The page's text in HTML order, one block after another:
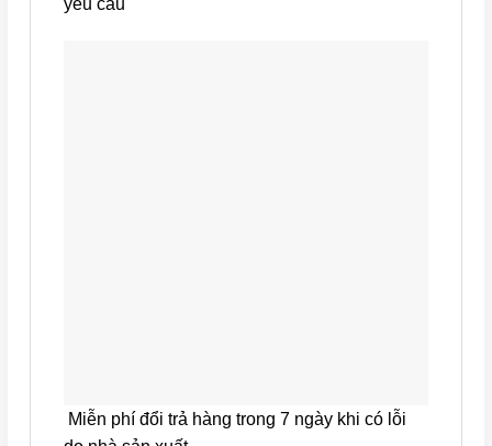
Miễn phí đổi trả hàng trong 7 ngày khi có lỗi